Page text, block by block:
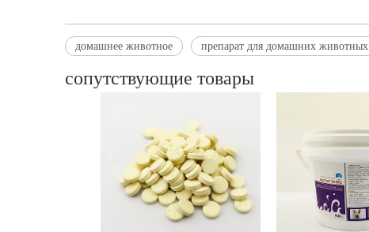
домашнее животное препарат для домашних животных
сопутствующие товары